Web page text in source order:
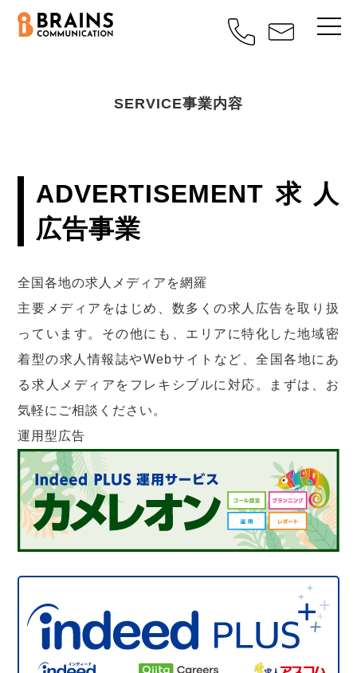
SERVICE事業内容
ADVERTISEMENT 求人
広告事業
全国各地の求人メディアを網羅
主要メディアをはじめ、数多くの求人広告を取り扱
っています。その他にも、エリアに特化した地域密
着型の求人情報誌やWebサイトなど、全国各地にあ
る求人メディアをフレキシブルに対応。まずは、お
気軽にご相談ください。
運用型広告